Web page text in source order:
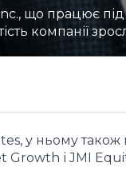
що працює
компанії
у ньому також
і JMI